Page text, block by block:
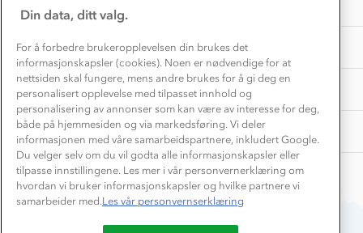
OM OSS
TIPS OG RÅD
Store størrelser
Turmat oppskrifter
Beredskap
AKTIVITETER
Storms turtips🐿️
Leirskole 🥾
Barnehageansatt
Tips til hyttetur
Din data, ditt valg.
For å forbedre brukeropplevelsen din brukes det
informasjonskapsler (cookies). Noen er nødvendige for at
nettsiden skal fungere, mens andre brukes for å gi deg en
personalisert opplevelse med tilpasset innhold og
personalisering av annonser som kan være av interesse for deg,
både på hjemmesiden og via markedsføring. Vi deler
informasjonen med våre samarbeidspartnere, inkludert Google.
Du velger selv om du vil godta alle informasjonskapsler eller
tilpasse innstillingene. Les mer i vår personvernerklæring om
hvordan vi bruker informasjonskapsler og hvilke partnere vi
samarbeider med.Les vår personvernserklæring